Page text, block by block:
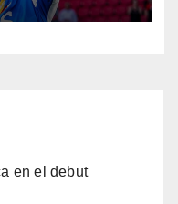
en el debut